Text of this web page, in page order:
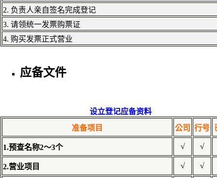
2. 负责人亲自签名完成登记
3. 请领统一发票购票证
4. 购买发票正式营业
应备文件
设立登记应备资料
准备项目
公司 行号
1.预查名称2〜3个 √ √
2.营业项目 √ √